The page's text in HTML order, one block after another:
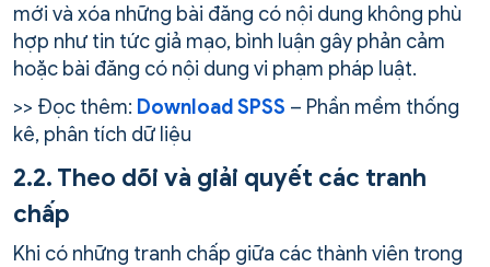
mới và xóa những bài đăng có nội dung không phù
hợp như tin tức giả mạo, bình luận gây phản cảm
hoặc bài đăng có nội dung vi phạm pháp luật.
>> Đọc thêm: Download SPSS – Phần mềm thống
kê, phân tích dữ liệu
2.2. Theo dõi và giải quyết các tranh
chấp
Khi có những tranh chấp giữa các thành viên trong